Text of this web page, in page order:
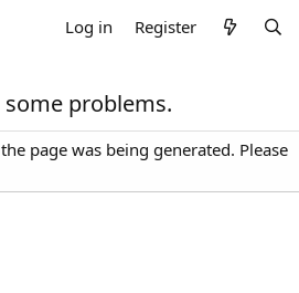
Log in Register
problems.
page was being generated. Please